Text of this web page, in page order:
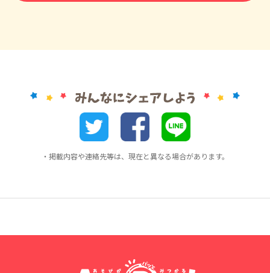
・掲載内容や連絡先等は、現在と異なる場合があります。